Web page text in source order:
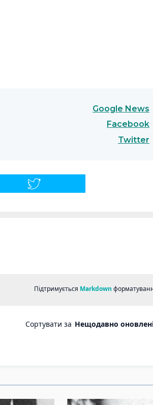
Google News
Facebook
Twitter